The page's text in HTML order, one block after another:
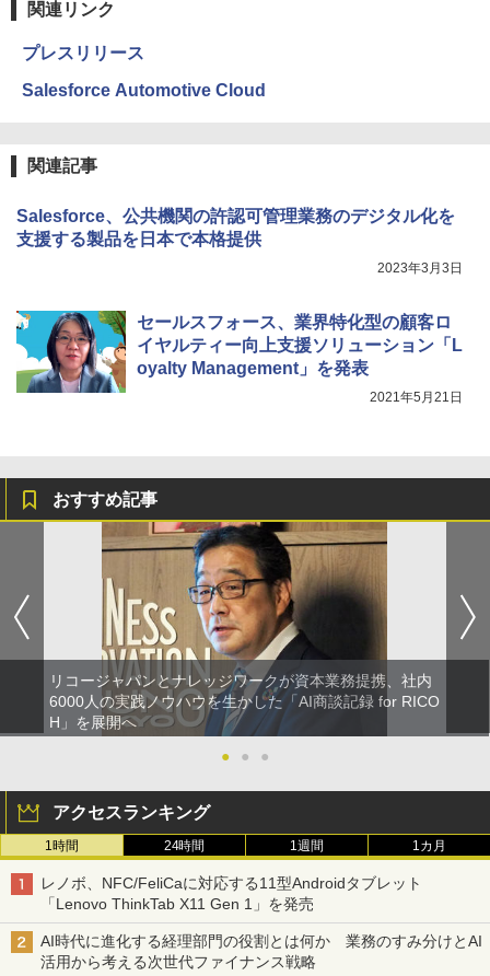
関連リンク
プレスリリース
Salesforce Automotive Cloud
関連記事
Salesforce、公共機関の許認可管理業務のデジタル化を
支援する製品を日本で本格提供
2023年3月3日
セールスフォース、業界特化型の顧客ロ
イヤルティー向上支援ソリューション「L
oyalty Management」を発表
2021年5月21日
おすすめ記事
リコージャパンとナレッジワークが資本業務提携、社内
6000人の実践ノウハウを生かした「AI商談記録 for RICO
H」を展開へ
●
● ●
アクセスランキング
1時間 24時間 1週間 1カ月
レノボ、NFC/FeliCaに対応する11型Androidタブレット
「Lenovo ThinkTab X11 Gen 1」を発売
AI時代に進化する経理部門の役割とは何か 業務のすみ分けとAI
活用から考える次世代ファイナンス戦略